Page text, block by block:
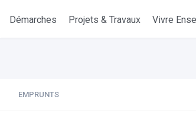
Démarches Projets & Travaux Vivre
EMPRUNTS